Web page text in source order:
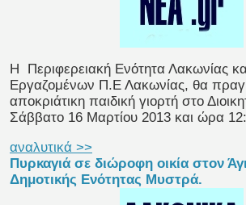
H
Περιφερειακή Ενότητα Λακωνίας
Εργαζομένων Π.Ε Λακωνίας, θα
αποκριάτικη παιδική γιορτή στο
Σάββατο 16 Μαρτίου 2013 και ώρα
αναλυτικά >>
Πυρκαγιά σε διώροφη οικία στον
Δημοτικής Ενότητας Μυστρά.